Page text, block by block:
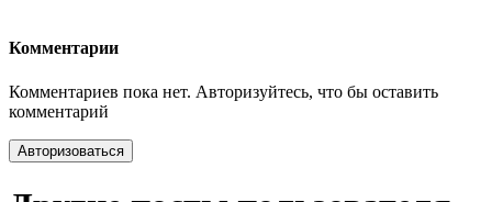
Комментарии
Комментариев пока нет. Авторизуйтесь, что бы оставить
комментарий
Авторизоваться